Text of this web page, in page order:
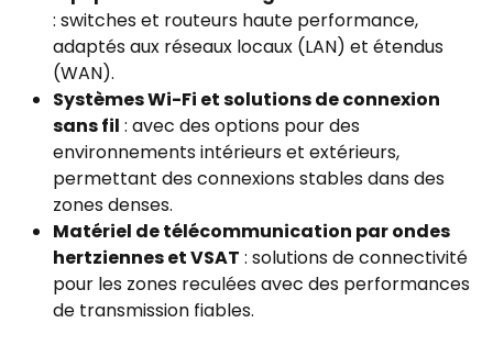
: switches et routeurs haute performance,
adaptés aux réseaux locaux (LAN) et étendus
(WAN).
Systèmes Wi-Fi et solutions de connexion
sans fil : avec des options pour des
environnements intérieurs et extérieurs,
permettant des connexions stables dans des
zones denses.
Matériel de télécommunication par ondes
hertziennes et VSAT : solutions de connectivité
pour les zones reculées avec des performances
de transmission fiables.